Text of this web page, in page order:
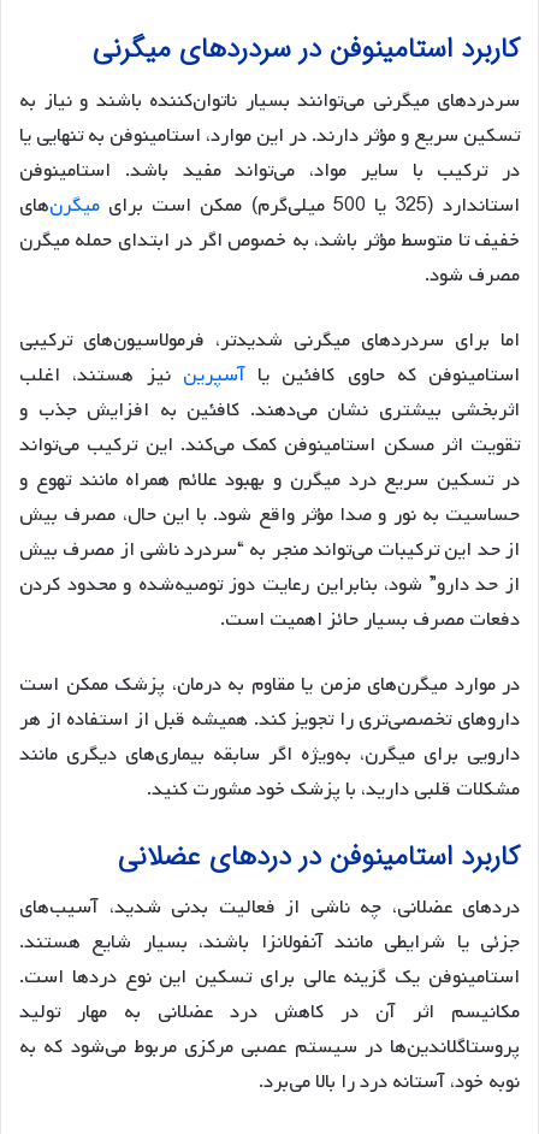
کاربرد استامینوفن در سردردهای میگرنی
سردردهای میگرنی می‌توانند بسیار ناتوان‌کننده باشند و نیاز به
تسکین سریع و مؤثر دارند. در این موارد، استامینوفن به تنهایی یا
در ترکیب با سایر مواد، می‌تواند مفید باشد. استامینوفن
استاندارد (325 یا 500 میلی‌گرم) ممکن است برای
میگرن‌های
خفیف تا متوسط مؤثر باشد، به خصوص اگر در ابتدای حمله میگرن
مصرف شود.
اما برای سردردهای میگرنی شدیدتر، فرمولاسیون‌های ترکیبی
استامینوفن که حاوی کافئین یاآسپرین نیز هستند، اغلب
اثربخشی بیشتری نشان می‌دهند. کافئین به افزایش جذب و
تقویت اثر مسکن استامینوفن کمک می‌کند. این ترکیب می‌تواند
در تسکین سریع درد میگرن و بهبود علائم همراه مانند تهوع و
حساسیت به نور و صدا مؤثر واقع شود. با این حال، مصرف بیش
از حد این ترکیبات می‌تواند منجر به “سردرد ناشی از مصرف بیش
از حد دارو” شود، بنابراین رعایت دوز توصیه‌شده و محدود کردن
دفعات مصرف بسیار حائز اهمیت است.
در موارد میگرن‌های مزمن یا مقاوم به درمان، پزشک ممکن است
داروهای تخصصی‌تری را تجویز کند. همیشه قبل از استفاده از هر
دارویی برای میگرن، به‌ویژه اگر سابقه بیماری‌های دیگری مانند
مشکلات قلبی دارید، با پزشک خود مشورت کنید.
کاربرد استامینوفن در دردهای عضلانی
دردهای عضلانی، چه ناشی از فعالیت بدنی شدید، آسیب‌های
جزئی یا شرایطی مانند آنفولانزا باشند، بسیار شایع هستند.
استامینوفن یک گزینه عالی برای تسکین این نوع دردها است.
مکانیسم اثر آن در کاهش درد عضلانی به مهار تولید
پروستاگلاندین‌ها در سیستم عصبی مرکزی مربوط می‌شود که به
نوبه خود، آستانه درد را بالا می‌برد.